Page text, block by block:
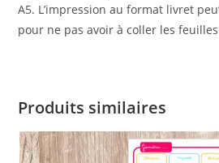
A5. L’impression au format livret
pour ne pas avoir à coller les
Produits similaires